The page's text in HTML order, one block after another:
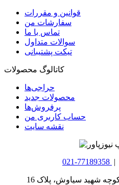
قوانین و مقررات
سفارشات من
تماس با ما
سوالات متداول
تیکت پشتیبانی
کاتالوگ محصولات
حراجی‌ها
محصولات جدید
پرفروش‌ها
حساب کاربری من
نقشه سایت
021-77189358 |